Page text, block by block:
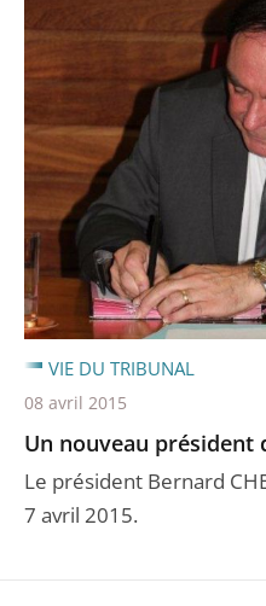
Un nouveau président
Le président Bernard
7 avril 2015.
VIE DU TRIBUNAL
08 avril 2015